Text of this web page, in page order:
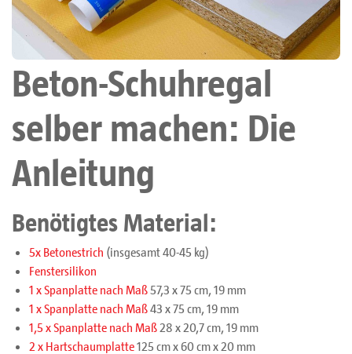
Beton-Schuhregal
selber machen: Die
Anleitung
Benötigtes Material:
5x Betonestrich (insgesamt 40-45 kg)
Fenstersilikon
1 x Spanplatte nach Maß 57,3 x 75 cm, 19 mm
1 x Spanplatte nach Maß43 x 75 cm, 19 mm
1,5 x Spanplatte nach Maß 28 x 20,7 cm, 19 mm
2 x Hartschaumplatte125 cm x 60 cm x 20 mm